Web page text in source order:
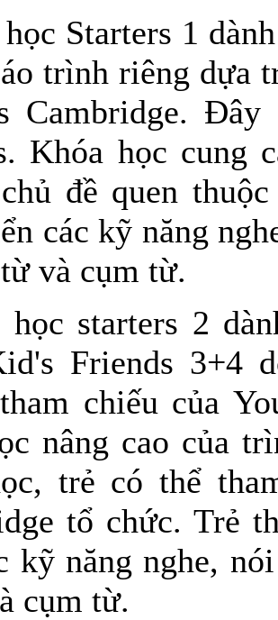
Starters 1
trình riêng dựa
Cambridge.
Khóa học cung
đề quen
các kỹ năng
và cụm từ.
học starters 2
Friends 3+4
chiếu của
nâng cao của
trẻ có thể
tổ chức. Trẻ
kỹ năng nghe,
cụm từ.